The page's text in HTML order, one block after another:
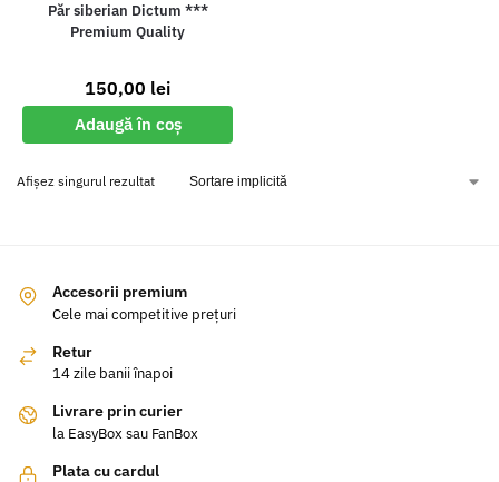
Păr siberian Dictum ***
Premium Quality
150,00 lei
Adaugă în coș
Afișez singurul rezultat
Accesorii premium
Cele mai competitive prețuri
Retur
14 zile banii înapoi
Livrare prin curier
la EasyBox sau FanBox
Plata cu cardul